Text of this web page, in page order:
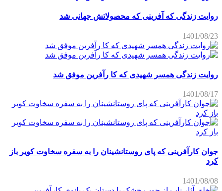
روایت زندگی که آفرینی که محصولاتش جهانی شد
1401/08/23
روایت زندگی همسر شهیدی که کا رآفرین موفق شد
1401/08/17
جوان کارآفرینی که پای روستانشینان را به سفره سخاوت کویر باز
کرد
1401/08/08